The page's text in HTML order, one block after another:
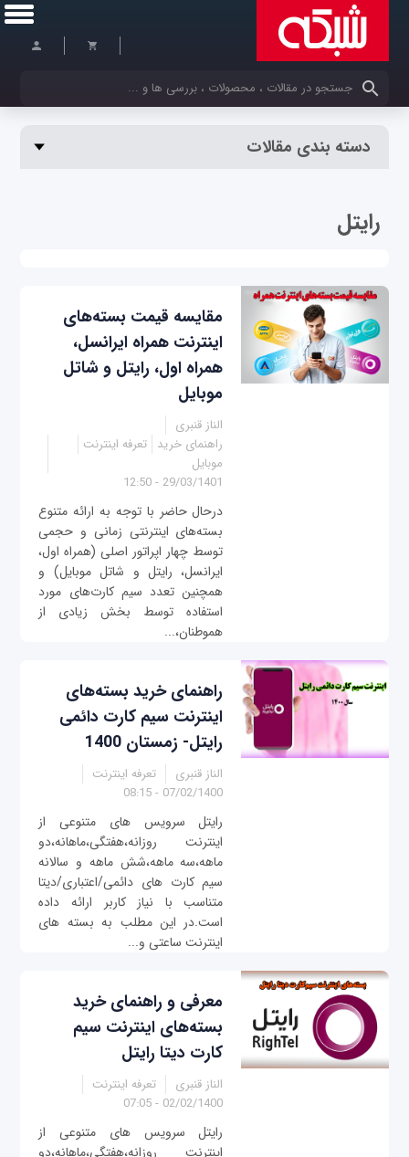
کلمات کلیدی خود را وارد کنید
دسته بندی مقالات
رایتل
مقایسه‌ قیمت بسته‌های
اینترنت همراه ایرانسل،
همراه اول، رایتل و شاتل
موبایل
الناز قنبری
راهنمای خرید تعرفه اینترنت
موبایل
29/03/1401 - 12:50
درحال حاضر با توجه به ارائه متنوع
بسته‌های اینترنتی زمانی و حجمی
توسط چهار اپراتور اصلی (همراه اول،
ایرانسل، رایتل و شاتل موبایل) و
همچنین تعدد سیم کارت‌های مورد
استفاده توسط بخش زیادی از
هموطنان،...
راهنمای خرید بسته‌های
اینترنت سیم کارت دائمی
رایتل- زمستان 1400
الناز قنبری
تعرفه اینترنت
07/02/1400 - 08:15
رایتل سرویس های متنوعی از
اینترنت روزانه،هفتگی،ماهانه،دو
ماهه،سه ماهه،شش ماهه و سالانه
سیم کارت های دائمی/اعتباری/دیتا
متناسب با نیاز کاربر ارائه داده
است.در این مطلب به بسته های
اینترنت ساعتی و...
معرفی و راهنمای خرید
بسته‌های اینترنت سیم
کارت دیتا رایتل
الناز قنبری
تعرفه اینترنت
02/02/1400 - 07:05
رایتل سرویس های متنوعی از
اینترنت روزانه،هفتگی،ماهانه،دو